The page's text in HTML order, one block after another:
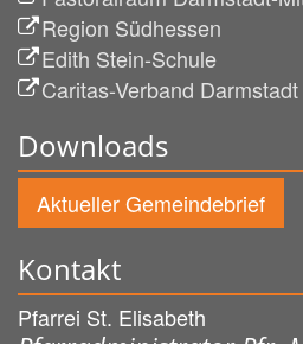
Region Südhessen
Edith Stein-Schule
Caritas-Verband Darmstadt
Downloads
Aktueller Gemeindebrief
Kontakt
Pfarrei St. Elisabeth